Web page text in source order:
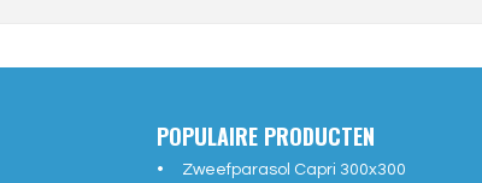
POPULAIRE PRODUCTEN
Zweefparasol Capri 300x300